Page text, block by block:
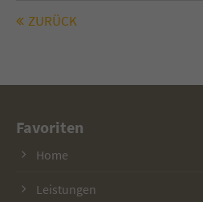
ZURÜCK
Favoriten
Home
Leistungen